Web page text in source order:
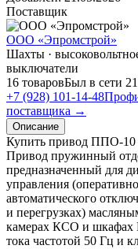
Поставщик
ООО «Эпромстрой»
Шахты ·
выключатели
16 товаровБыл в сети
+7 (928) 101-14-48
поставщика →
Описание
Купить привод ППО-10
Привод пружинный
предназначенный для
управления
автоматического
и перегрузках)
камерах КСО и шкафах
тока частотой 50 Гц и